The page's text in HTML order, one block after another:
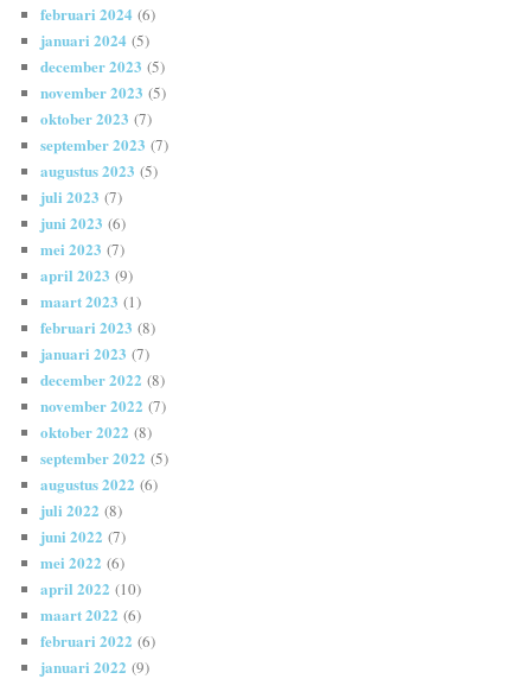
februari 2024 (6)
januari 2024 (5)
december 2023 (5)
november 2023 (5)
oktober 2023 (7)
september 2023 (7)
augustus 2023 (5)
juli 2023 (7)
juni 2023 (6)
mei 2023 (7)
april 2023 (9)
maart 2023 (1)
februari 2023 (8)
januari 2023 (7)
december 2022 (8)
november 2022 (7)
oktober 2022 (8)
september 2022 (5)
augustus 2022 (6)
juli 2022 (8)
juni 2022 (7)
mei 2022 (6)
april 2022 (10)
maart 2022 (6)
februari 2022 (6)
januari 2022 (9)